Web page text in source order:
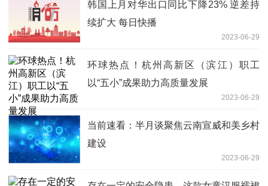
韩国上月对华出口同比下降23% 逆差持
续扩大 每日快播
2023-06-29
环球热点！杭州高新区（滨江）职工
以“五小”成果助力高质量发展
2023-06-29
当前速看：半月谈聚焦云南宣威和美乡村
建设
2023-06-29